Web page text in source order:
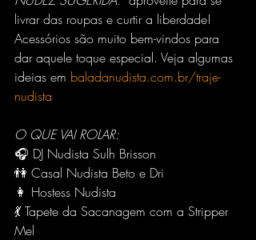
livrar das roupas e curtir a liberdade!
Acessórios são muito bem-vindos para
dar aquele toque especial. Veja algumas
ideias em baladanudista.com.br/traje-
nudista
O QUE VAI ROLAR:
🎧 DJ Nudista Sulh Brisson
👫 Casal Nudista Beto e Dri
👩 Hostess Nudista
💃 Tapete da Sacanagem com a Stripper
Mel